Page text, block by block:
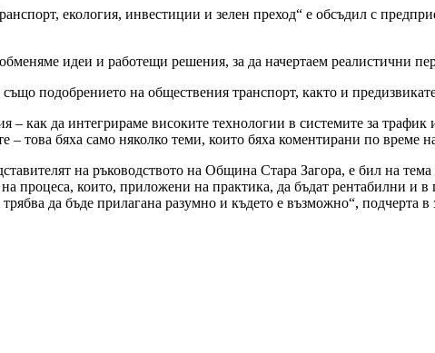
екология, инвестиции и зелен преход“ е обсъдил с
идеи и работещи решения, за да начертаем реалистични
подобрението на обществения транспорт, както и
– как да интегрираме високите технологии в системите за
– това бяха само няколко теми, които бяха коментирани по време
на ръководството на Община Стара Загора, е бил на
процеса, които, приложени на практика, да бъдат рентабилни и
да бъде прилагана разумно и където е възможно“, подчерта